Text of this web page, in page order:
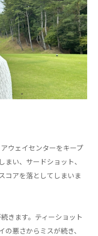
ウェイセンターをキープ
い、サードショット、
コアを落としてしまいま
きます。ティーショット
悪さからミスが続き、